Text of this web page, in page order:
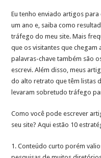
Eu tenho enviado artigos
um ano e, saiba como
tráfego do meu site. Mais
que os visitantes que
palavras-chave também são
escrevi. Além disso, meus
do alto retrato que têm listas
levaram sobretudo tráfego
Como você pode escrever
seu site? Aqui estão 10
1. Conteúdo curto porém